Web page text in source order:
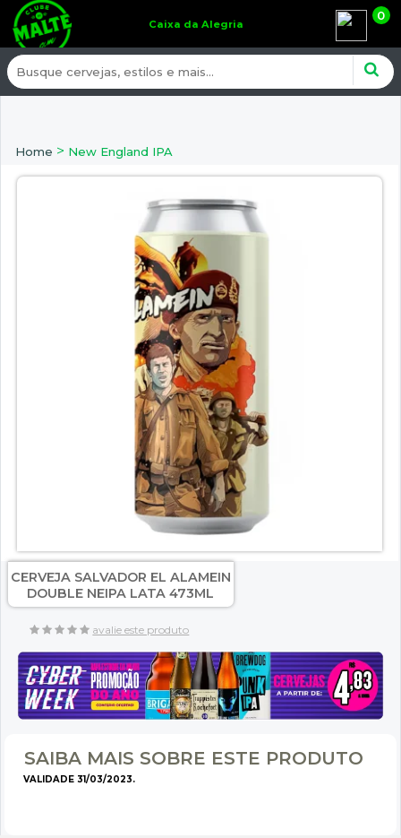
Caixa da Alegria
0
Home > New England IPA
CERVEJA SALVADOR EL ALAMEIN
DOUBLE NEIPA LATA 473ML
avalie este produto
SAIBA MAIS SOBRE ESTE PRODUTO
VALIDADE 31/03/2023.